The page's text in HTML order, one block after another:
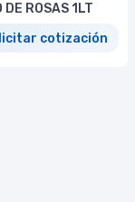
ROSAS 1LT
cotización